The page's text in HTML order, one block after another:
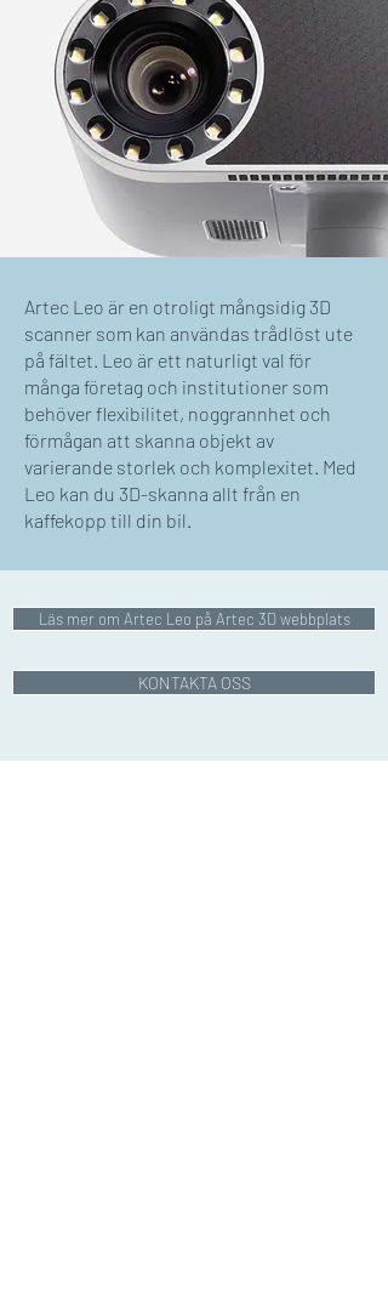
Artec Leo är en otroligt mångsidig 3D
scanner som kan användas trådlöst ute
på fältet. Leo är ett naturligt val för
många företag och institutioner som
behöver flexibilitet, noggrannhet och
förmågan att skanna objekt av
varierande storlek och komplexitet. Med
Leo kan du 3D-skanna allt från en
kaffekopp till din bil.
Läs mer om Artec Leo på Artec 3D webbplats
KONTAKTA OSS